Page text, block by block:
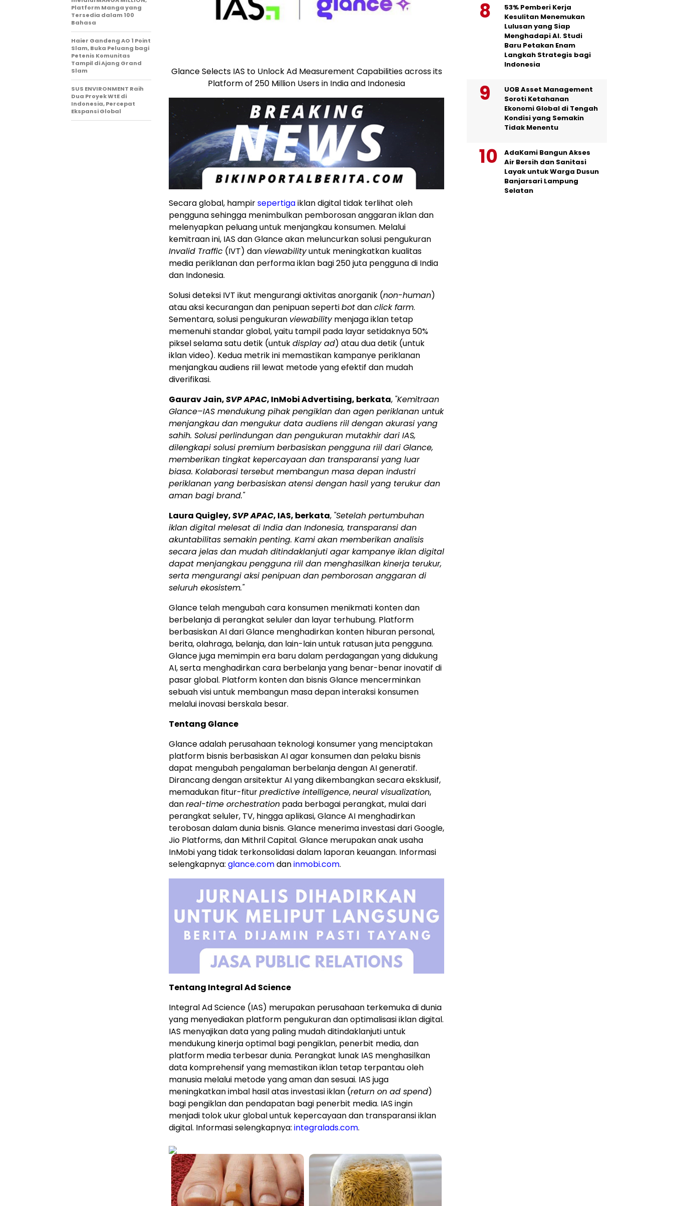
Glance Selects IAS to Unlock Ad Measurement Capabilities across its
Platform of 250 Million Users in India and Indonesia
Secara global, hampirsepertigaiklan digital tidak terlihat oleh
pengguna sehingga menimbulkan pemborosan anggaran iklan dan
melenyapkan peluang untuk menjangkau konsumen. Melalui
kemitraan ini, IAS dan Glance akan meluncurkan solusi pengukuran
Invalid Traffic (IVT) dan viewabilityuntuk meningkatkan kualitas
media periklanan dan performa iklan bagi 250 juta pengguna di India
dan Indonesia.
Solusideteksi IVT ikut mengurangi aktivitas anorganik (non-human)
atau aksi kecurangan dan penipuan sepertibotdanclick farm.
Sementara, solusi pengukuran viewabilitymenjaga iklan tetap
memenuhi standar global, yaitu tampil pada layar setidaknya 50%
piksel selama satu detik (untukdisplay ad) atau dua detik (untuk
iklan video). Kedua metrik ini memastikan kampanye periklanan
menjangkau audiens riil lewat metode yang efektif dan mudah
diverifikasi.
Gaurav Jain,SVP APAC, InMobi Advertising, berkata, "Kemitraan
Glance–IAS mendukung pihak pengiklan dan agen periklanan untuk
menjangkau dan mengukur data audiens riil dengan akurasi yang
sahih. Solusi perlindungan dan pengukuran mutakhir dari IAS,
dilengkapi solusi premium berbasiskan pengguna riil dari Glance,
memberikan tingkat kepercayaan dan transparansi yang luar
biasa. Kolaborasi tersebut membangun masa depan industri
periklanan yang berbasiskan atensi dengan hasil yang terukur dan
aman bagi brand."
Laura Quigley,SVP APAC, IAS, berkata, "Setelah pertumbuhan
iklan digital melesat di India dan Indonesia, transparansi dan
akuntabilitas semakin penting. Kami akan memberikan analisis
secara jelas dan mudah ditindaklanjuti agar kampanye iklan digital
dapat menjangkau pengguna riil dan menghasilkan kinerja terukur,
serta mengurangi aksi penipuan dan pemborosan anggaran di
seluruh ekosistem."
Glance telah mengubah cara konsumen menikmati konten dan
berbelanja di perangkat seluler dan layar terhubung. Platform
berbasiskan AI dari Glance menghadirkan konten hiburan personal,
berita, olahraga, belanja, dan lain-lain untuk ratusan juta pengguna.
Glance juga memimpin era baru dalam perdagangan yang didukung
AI, serta menghadirkan cara berbelanja yang benar-benar inovatif di
pasar global. Platform konten dan bisnis Glance mencerminkan
sebuah visi untuk membangun masa depan interaksi konsumen
melalui inovasi berskala besar.
Tentang Glance
Glance adalah perusahaan teknologi konsumer yang menciptakan
platform bisnis berbasiskan AI agar konsumen dan pelaku bisnis
dapat mengubah pengalaman berbelanja dengan AI generatif.
Dirancang dengan arsitektur AI yang dikembangkan secara eksklusif,
memadukan fitur-fiturpredictive intelligence,neural visualization,
danreal-time orchestration pada berbagai perangkat, mulai dari
perangkat seluler, TV, hingga aplikasi, Glance AI menghadirkan
terobosan dalam dunia bisnis. Glance menerima investasi dari Google,
Jio Platforms, dan Mithril Capital. Glance merupakan anak usaha
InMobi yang tidak terkonsolidasi dalam laporan keuangan. Informasi
selengkapnya: glance.comdaninmobi.com.
Tentang Integral Ad Science
Integral Ad Science (IAS) merupakan perusahaan terkemuka di dunia
yang menyediakan platform pengukuran dan optimalisasi iklan digital.
IAS menyajikan data yang paling mudah ditindaklanjuti untuk
mendukung kinerja optimal bagi pengiklan, penerbit media, dan
platform media terbesar dunia. Perangkat lunak IAS menghasilkan
data komprehensif yang memastikan iklan tetap terpantau oleh
manusia melalui metode yang aman dan sesuai. IAS juga
meningkatkan imbal hasil atas investasi iklan (return on ad spend)
bagi pengiklan dan pendapatan bagi penerbit media. IAS ingin
menjadi tolok ukur global untuk kepercayaan dan transparansi iklan
digital. Informasi selengkapnya: integralads.com.
Platform Manga yang
Tersedia dalam 100
Bahasa
Haier Gandeng AO 1 Point
Slam, Buka Peluang bagi
Petenis Komunitas
Tampil di Ajang Grand
Slam
SUS ENVIRONMENT Raih
Dua Proyek WtE di
Indonesia, Percepat
Ekspansi Global
53% Pemberi Kerja
Kesulitan Menemukan
Lulusan yang Siap
Menghadapi AI. Studi
Baru Petakan Enam
Langkah Strategis bagi
Indonesia
UOB Asset Management
Soroti Ketahanan
Ekonomi Global di Tengah
Kondisi yang Semakin
Tidak Menentu
AdaKami Bangun Akses
Air Bersih dan Sanitasi
Layak untuk Warga Dusun
Banjarsari Lampung
Selatan